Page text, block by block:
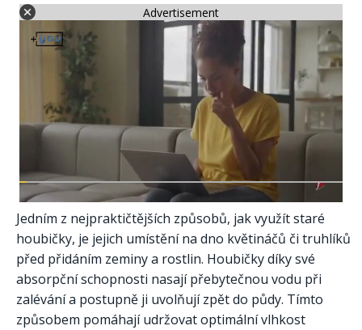
Advertisement
Jedním z nejpraktičtějších způsobů, jak využít staré
houbičky, je jejich umístění na dno květináčů či truhlíků
před přidáním zeminy a rostlin. Houbičky díky své
absorpční schopnosti nasají přebytečnou vodu při
zalévání a postupně ji uvolňují zpět do půdy. Tímto
způsobem pomáhají udržovat optimální vlhkost